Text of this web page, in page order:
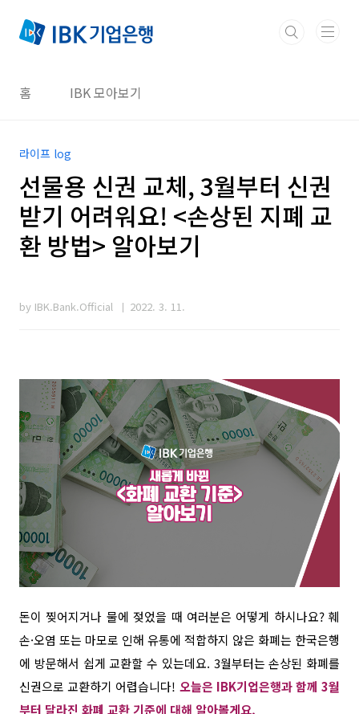
홈 IBK 모아보기
라이프 log
선물용 신권 교체, 3월부터 신권
받기 어려워요! <손상된 지폐 교
환 방법> 알아보기
by IBK.Bank.Official 2022. 3. 11.
돈이 찢어지거나 물에 젖었을 때 여러분은 어떻게 하시나요? 훼
손·오염 또는 마모로 인해 유통에 적합하지 않은 화폐는 한국은행
에 방문해서 쉽게 교환할 수 있는데요. 3월부터는 손상된 화폐를
신권으로 교환하기 어렵습니다! 오늘은 IBK기업은행과 함께 3월
부터 달라진 화폐 교환 기준에 대해 알아볼게요.